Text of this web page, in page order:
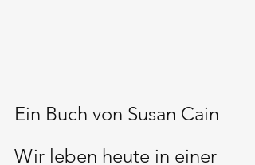
Ein Buch von Susan Cain
Wir leben heute in einer